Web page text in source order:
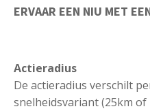
ERVAAR EEN NIU MET
Actieradius
De actieradius verschilt
snelheidsvariant (25km of